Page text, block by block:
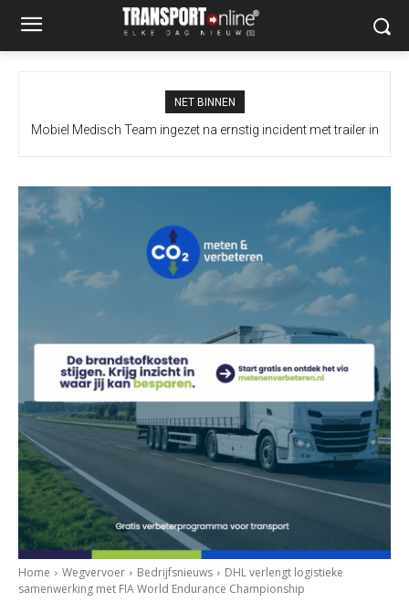
NET BINNEN
Mobiel Medisch Team ingezet na ernstig incident met trailer in
Home Wegvervoer Bedrijfsnieuws
DHL verlengt logistieke
samenwerking met FIA World Endurance Championship